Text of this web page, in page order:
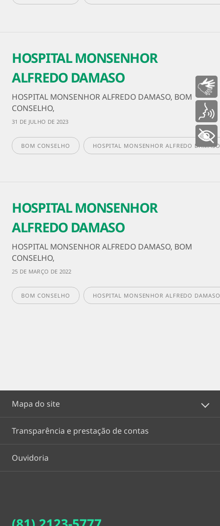
HOSPITAL MONSENHOR
ALFREDO DAMASO
HOSPITAL MONSENHOR ALFREDO DAMASO, BOM
CONSELHO,
31 DE JULHO DE 2023
BOM CONSELHO HOSPITAL MONSENHOR ALFREDO DAMASO
HOSPITAL MONSENHOR
ALFREDO DAMASO
HOSPITAL MONSENHOR ALFREDO DAMASO, BOM
CONSELHO,
25 DE MARÇO DE 2022
BOM CONSELHO HOSPITAL MONSENHOR ALFREDO DAMASO
Mapa do site
Transparência e prestação de contas
Ouvidoria
+ Acessibilidade